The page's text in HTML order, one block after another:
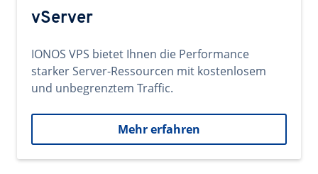
vServer
IONOS VPS bietet Ihnen die Performance
starker Server-Ressourcen mit kostenlosem
und unbegrenztem Traffic.
Mehr erfahren